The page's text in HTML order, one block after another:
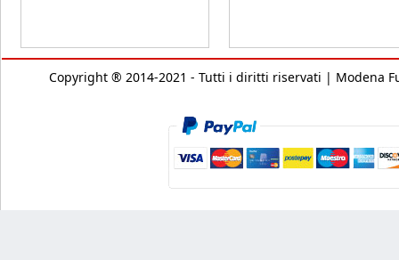
Copyright ® 2014-2021 - Tutti i diritti riservati | Modena